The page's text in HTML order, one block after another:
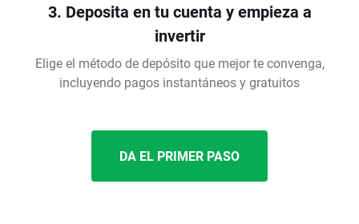
3. Deposita en tu cuenta y empieza a
invertir
Elige el método de depósito que mejor te convenga,
incluyendo pagos instantáneos y gratuitos
DA EL PRIMER PASO